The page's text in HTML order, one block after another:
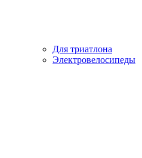
Для триатлона
Электровелосипеды